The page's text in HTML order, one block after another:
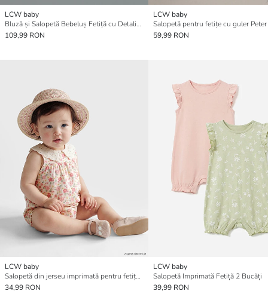
LCW baby
Bluză și Salopetă Bebeluș Fetiță cu Detaliu Brodat la Guler - Set 2 Piese
109,99 RON
LCW baby
59,99 RON
LCW baby
Salopetă din jerseu imprimată pentru fetițe, cu guler Peter Pan
34,99 RON
LCW baby
Salopetă Imprimată Fetiță 2 Bucăți
39,99 RON